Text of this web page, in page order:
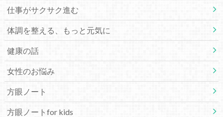
仕事がサクサク進む
体調を整える、もっと元気に
健康の話
女性のお悩み
方眼ノート
方眼ノートfor kids